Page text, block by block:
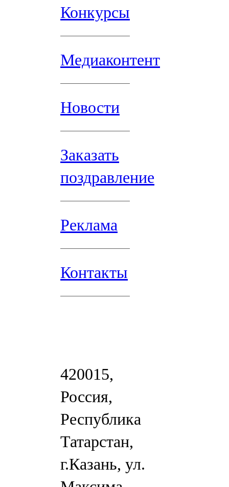
Конкурсы
Медиаконтент
Новости
Заказать
поздравление
Реклама
Контакты
420015,
Россия,
Республика
Татарстан,
г.Казань, ул.